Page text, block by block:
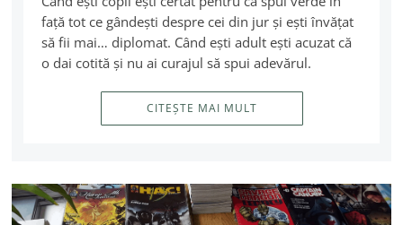
faţă tot ce gândeşti despre cei din jur şi eşti învăţat
să fii mai… diplomat. Când eşti adult eşti acuzat că
o dai cotită şi nu ai curajul să spui adevărul.
CITEȘTE MAI MULT